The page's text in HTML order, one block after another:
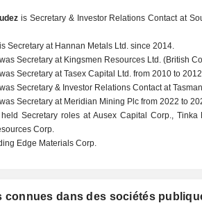
is Secretary & Investor Relations Contact at
Secretary at Hannan Metals Ltd. since 2014.
Secretary at Kingsmen Resources Ltd. (British
Secretary at Tasex Capital Ltd. from 2010 to
Secretary & Investor Relations Contact at
Secretary at Meridian Mining Plc from 2022 to
held Secretary roles at Ausex Capital Corp.,
Corp.
Edge Materials Corp.
connues dans des sociétés